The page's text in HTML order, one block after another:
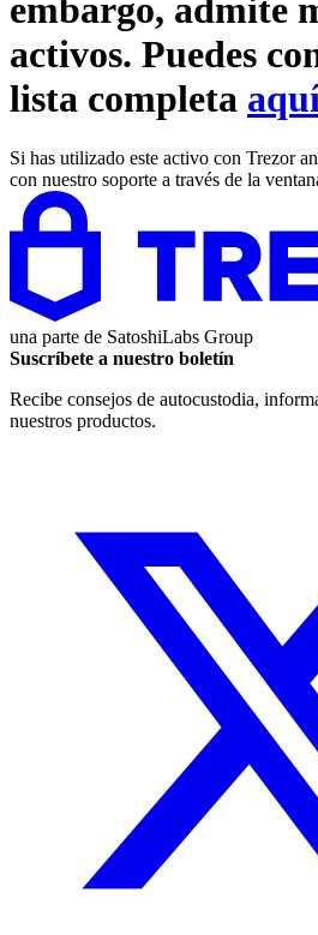
embargo, admite
activos. Puedes
lista completa
Si has utilizado este activo con Trezor
con nuestro soporte a través de la
una parte de SatoshiLabs Group
Suscríbete a nuestro boletín
Recibe consejos de autocustodia,
nuestros productos.